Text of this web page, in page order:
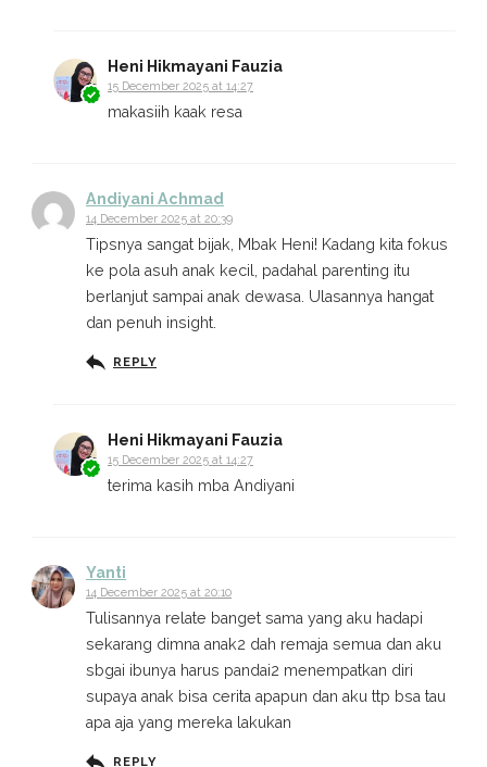
Heni Hikmayani Fauzia
15 December 2025 at 14:27
makasiih kaak resa
Andiyani Achmad
14 December 2025 at 20:39
Tipsnya sangat bijak, Mbak Heni! Kadang kita fokus
ke pola asuh anak kecil, padahal parenting itu
berlanjut sampai anak dewasa. Ulasannya hangat
dan penuh insight.
REPLY
Heni Hikmayani Fauzia
15 December 2025 at 14:27
terima kasih mba Andiyani
Yanti
14 December 2025 at 20:10
Tulisannya relate banget sama yang aku hadapi
sekarang dimna anak2 dah remaja semua dan aku
sbgai ibunya harus pandai2 menempatkan diri
supaya anak bisa cerita apapun dan aku ttp bsa tau
apa aja yang mereka lakukan
REPLY